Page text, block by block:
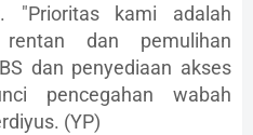
"Prioritas kami adalah
rentan dan pemulihan
dan penyediaan akses
pencegahan wabah
(YP)